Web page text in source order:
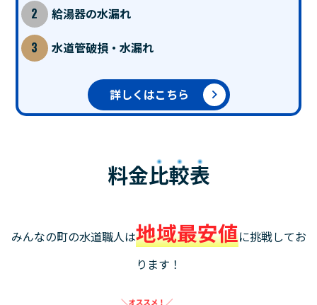
給湯器の水漏れ
水道管破損・水漏れ
詳しくはこちら
料金比較表
みんなの町の水道職人は地域最安値に挑戦してお
ります！